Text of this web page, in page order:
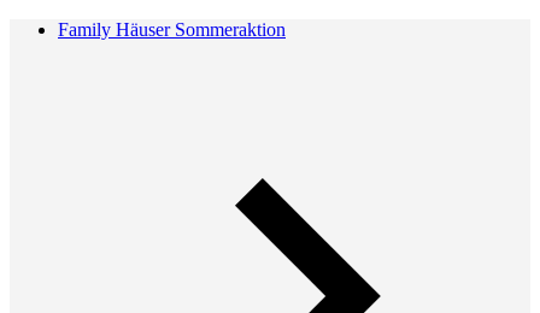
Family Häuser Sommeraktion